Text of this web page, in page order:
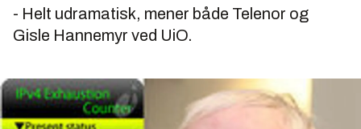
- Helt udramatisk, mener både Telenor og
Gisle Hannemyr ved UiO.